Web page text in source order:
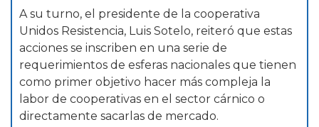
A su turno, el presidente de la cooperativa
Unidos Resistencia, Luis Sotelo, reiteró que estas
acciones se inscriben en una serie de
requerimientos de esferas nacionales que tienen
como primer objetivo hacer más compleja la
labor de cooperativas en el sector cárnico o
directamente sacarlas de mercado.